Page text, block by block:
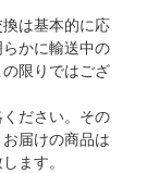
は基本的に応
かに輸送中の
限りではござ
ださい。その
届けの商品は
ます。